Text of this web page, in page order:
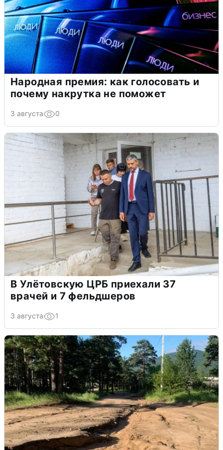
Народная премия: как голосовать и
почему накрутка не поможет
3 августа 0
В Улётовскую ЦРБ приехали 37
врачей и 7 фельдшеров
3 августа 1